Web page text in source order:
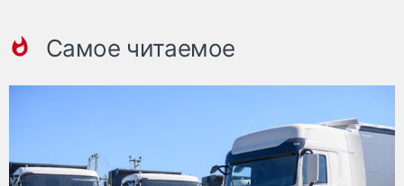
Самое читаемое